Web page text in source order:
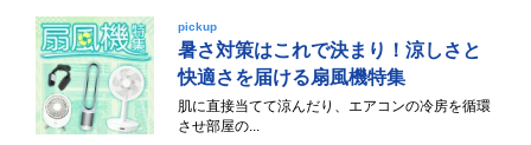
pickup
暑さ対策はこれで決まり！涼しさと
快適さを届ける扇風機特集
肌に直接当てて涼んだり、エアコンの冷房を循環
させ部屋の...